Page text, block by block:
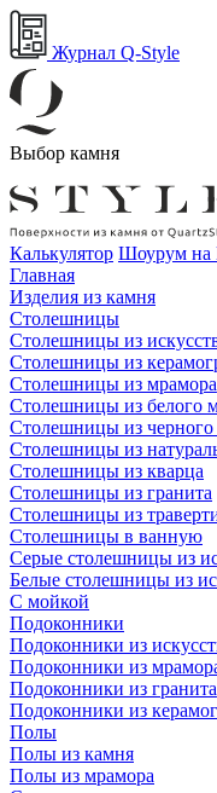
Журнал Q-Style
Выбор камня
Калькулятор Шоурум на
Главная
Изделия из камня
Столешницы
Столешницы из
Столешницы из
Столешницы из мрамора
Столешницы из белого
Столешницы из черного
Столешницы из
Столешницы из кварца
Столешницы из гранита
Столешницы из
Столешницы в ванную
Серые столешницы из
Белые столешницы из
С мойкой
Подоконники
Подоконники из
Подоконники из
Подоконники из гранита
Подоконники из
Полы
Полы из камня
Полы из мрамора